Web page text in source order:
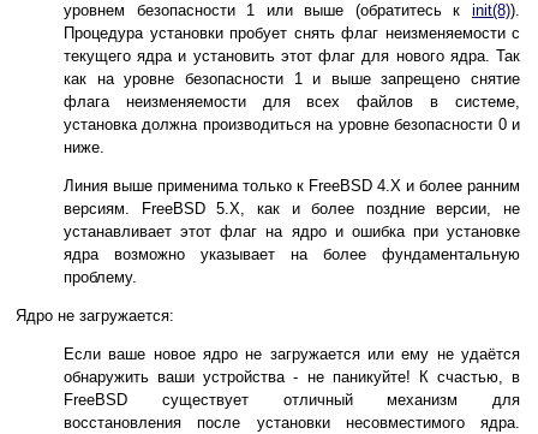
уровнем безопасности 1 или выше (обратитесь к init(8)).
Процедура установки пробует снять флаг неизменяемости с
текущего ядра и установить этот флаг для нового ядра. Так
как на уровне безопасности 1 и выше запрещено снятие
флага неизменяемости для всех файлов в системе,
установка должна производиться на уровне безопасности 0 и
ниже.
Линия выше применима только к FreeBSD 4.X и более ранним
версиям. FreeBSD 5.X, как и более поздние версии, не
устанавливает этот флаг на ядро и ошибка при установке
ядра возможно указывает на более фундаментальную
проблему.
Ядро не загружается:
Если ваше новое ядро не загружается или ему не удаётся
обнаружить ваши устройства - не паникуйте! К счастью, в
FreeBSD существует отличный механизм для
восстановления после установки несовместимого ядра.